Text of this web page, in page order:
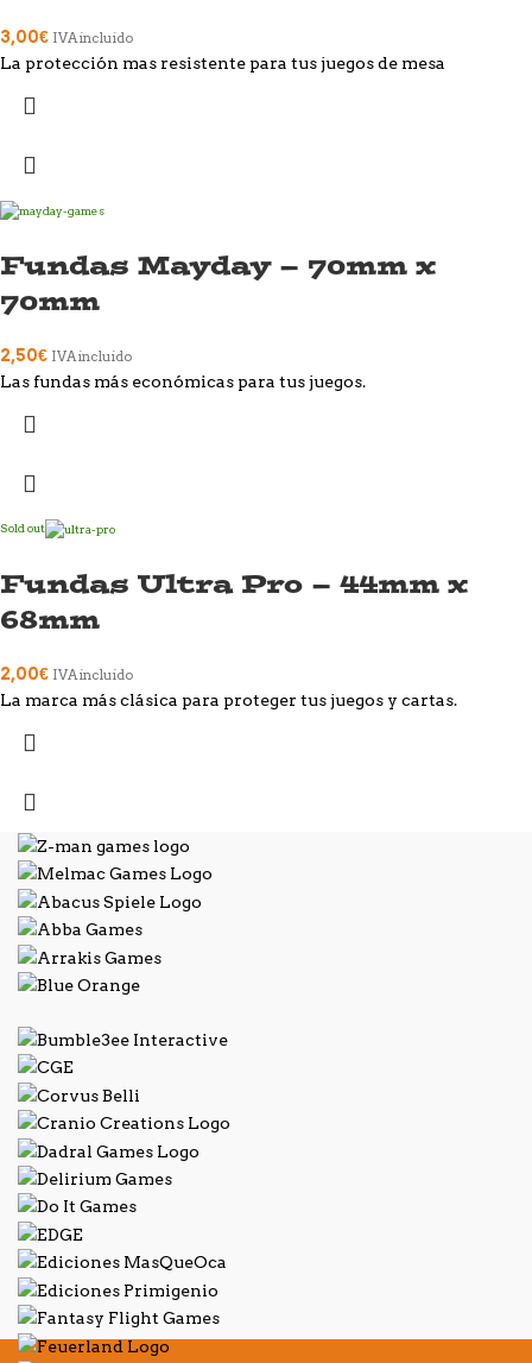
3,00€ IVA incluido
La protección mas resistente para tus juegos de mesa
Fundas Mayday – 70mm x
70mm
2,50€ IVA incluido
Las fundas más económicas para tus juegos.
Sold out
Fundas Ultra Pro – 44mm x
68mm
2,00€ IVA incluido
La marca más clásica para proteger tus juegos y cartas.